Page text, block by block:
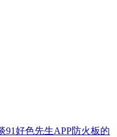
91好色先生APP防火板的